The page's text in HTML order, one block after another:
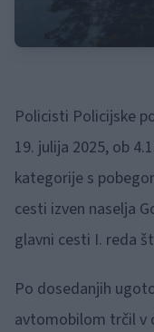
Policisti Policijske
19. julija 2025, ob
kategorije s
cesti izven naselja
glavni cesti I. reda
Po dosedanjih
avtomobilom trčil v